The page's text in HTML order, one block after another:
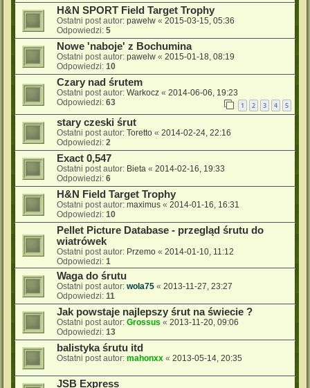
H&N SPORT Field Target Trophy
Ostatni post autor: pawelw « 2015-03-15, 05:36
Odpowiedzi: 5
Nowe 'naboje' z Bochumina
Ostatni post autor: pawelw « 2015-01-18, 08:19
Odpowiedzi: 10
Czary nad śrutem
Ostatni post autor: Warkocz « 2014-06-06, 19:23
Odpowiedzi: 63 1 2 3 4 5
stary czeski śrut
Ostatni post autor: Toretto « 2014-02-24, 22:16
Odpowiedzi: 2
Exact 0,547
Ostatni post autor: Bieta « 2014-02-16, 19:33
Odpowiedzi: 6
H&N Field Target Trophy
Ostatni post autor: maximus « 2014-01-16, 16:31
Odpowiedzi: 10
Pellet Picture Database - przegląd śrutu do
wiatrówek
Ostatni post autor: Przemo « 2014-01-10, 11:12
Odpowiedzi: 1
Waga do śrutu
Ostatni post autor: wola75 « 2013-11-27, 23:27
Odpowiedzi: 11
Jak powstaje najlepszy śrut na świecie ?
Ostatni post autor: Grossus « 2013-11-20, 09:06
Odpowiedzi: 13
balistyka śrutu itd
Ostatni post autor: mahonxx « 2013-05-14, 20:35
JSB Express